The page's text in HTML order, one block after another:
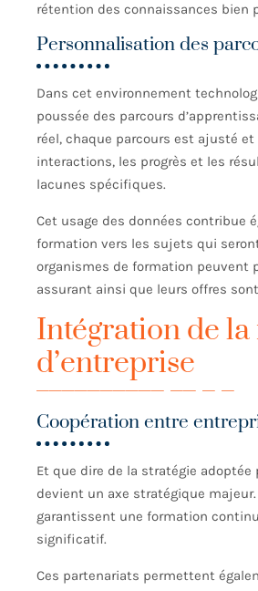
rétention des connaissances bien
Personnalisation des
Dans cet environnement
poussée des parcours
réel, chaque parcours est ajusté
interactions, les progrès et les
lacunes spécifiques.
Cet usage des données contribue
formation vers les sujets qui
organismes de formation peuvent
assurant ainsi que leurs offres
Intégration de la
d’entreprise
Coopération entre
Et que dire de la stratégie
devient un axe stratégique
garantissent une formation
significatif.
Ces partenariats permettent